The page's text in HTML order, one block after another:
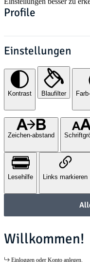
Profile
Einstellungen
Kontrast Blaufilter
Zeichen-abstand
Lesehilfe Links markieren
Willkommen!
Einloggen oder Konto anlegen.